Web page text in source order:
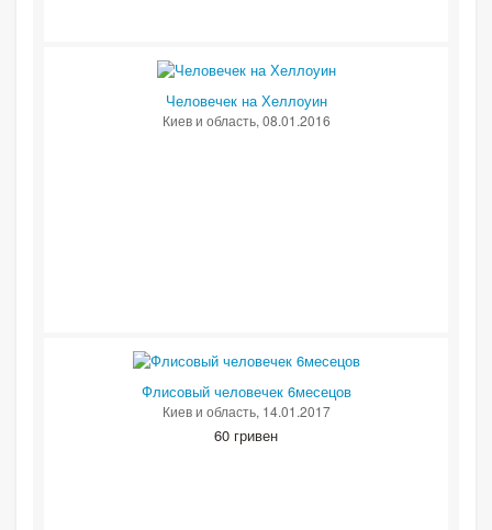
Человечек на Хеллоуин
Киев и область, 08.01.2016
Флисовый человечек 6месецов
Киев и область, 14.01.2017
60 гривен